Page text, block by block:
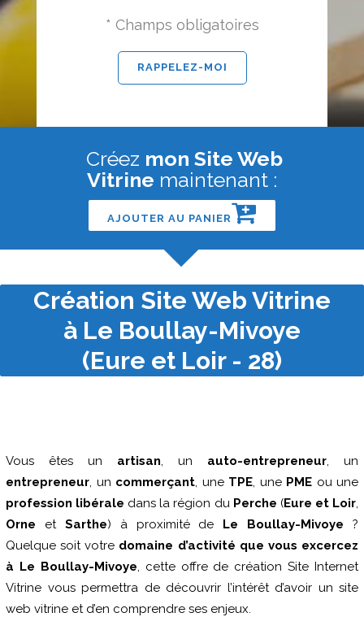
* Champs obligatoires
Créez mon Site Web
Vitrine maintenant :
AJOUTER AU PANIER
Création Site Web Vitrine
à Le Boullay-Mivoye
(Eure et Loir - 28)
Vous êtes un artisan, un auto-entrepreneur, un
entrepreneur, un commerçant, une TPE, une PME ou une
profession libérale dans la région du Perche (Eure et Loir,
Orne et Sarthe) à proximité de Le Boullay-Mivoye ?
Quelque soit votre domaine d’activité que vous excercez
à Le Boullay-Mivoye, cette offre de création Site Internet
Vitrine vous permettra de découvrir l’intérêt d’avoir un site
web vitrine et d’en comprendre ses enjeux.